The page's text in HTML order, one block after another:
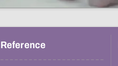
Reference